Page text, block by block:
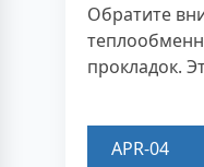
Обратите
прокладок.
APR-04